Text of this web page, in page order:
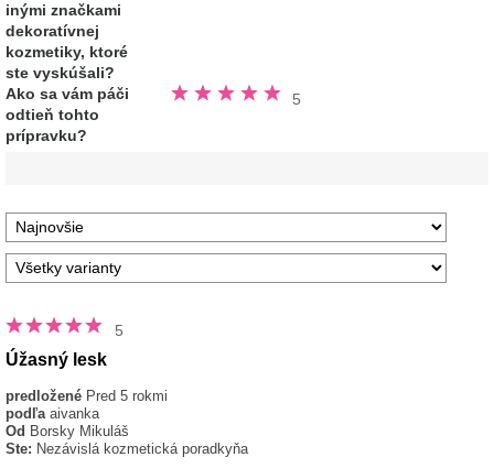
inými značkami
dekoratívnej
kozmetiky, ktoré
ste vyskúšali?
Ako sa vám páči
odtieň tohto
prípravku?
5
Hodnotené
5.0
5
Úžasný lesk
predložené Pred 5 rokmi
podľa aivanka
Od Borsky Mikuláš
Ste: Nezávislá kozmetická poradkyňa